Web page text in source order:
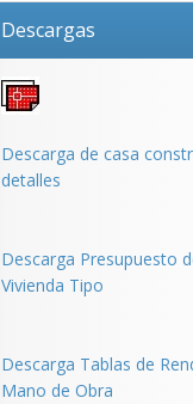
Descargas
Descarga de casa
detalles
Descarga Presupuesto
Vivienda Tipo
Descarga Tablas de
Mano de Obra